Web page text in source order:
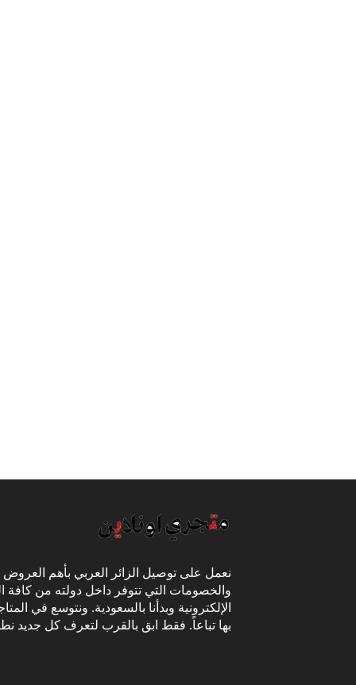
نعمل على توصيل الزائر العربي بأهم العروض
والخصومات التي تتوفر داخل دولته من كافة
الإلكترونية وبدأنا بالسعودية. ونتوسع في
بها تباعاً. فقط ابق بالقرب لتعرف كل جديد